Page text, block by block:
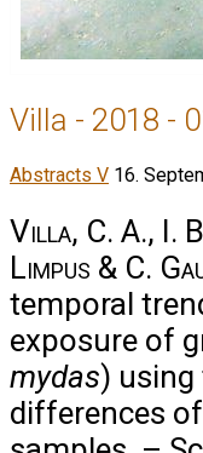
Villa - 2018 -
Abstracts V 16.
Villa, C. A., I.
Limpus & C.
temporal
exposure of
mydas)
differences